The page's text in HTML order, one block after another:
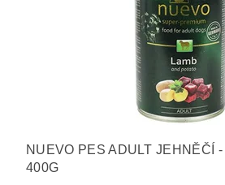
NUEVO PES ADULT JEHNĚČÍ
400G